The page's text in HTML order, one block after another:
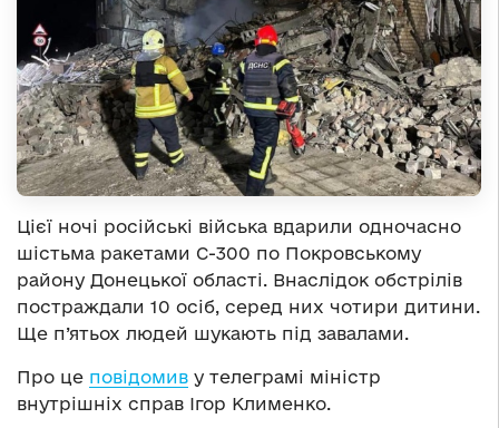
Цієї ночі російські війська вдарили одночасно
шістьма ракетами С-300 по Покровському
району Донецької області. Внаслідок обстрілів
постраждали 10 осіб, серед них чотири дитини.
Ще п’ятьох людей шукають під завалами.
Про це повідомив у телеграмі міністр
внутрішніх справ Ігор Клименко.